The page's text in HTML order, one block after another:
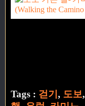
Tags : 걷기 , 도보,